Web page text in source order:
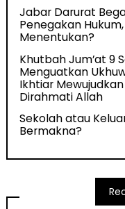
Jabar Darurat
Penegakan
Menentukan?
Khutbah Jum’at 9
Menguatkan
Ikhtiar
Dirahmati Allah
Sekolah atau
Bermakna?